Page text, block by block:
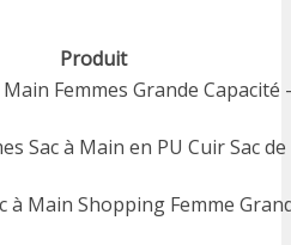
Produit
Femmes Grande Capacité -
Sac à Main en PU Cuir Sac de
à Main Shopping Femme